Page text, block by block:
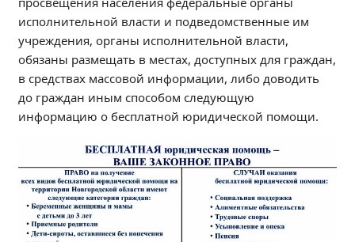
Независимая оценка качества
Профориентация
Обращения онлайн
Контакты
Региональный центр по профилактике ДДТТ
Центр карьеры
Противодействие коррупции
Всероссийское чемпионатное движение
Региональная инновационная площадка
исполнительной власти и подведомственные им
учреждения, органы исполнительной власти,
обязаны размещать в местах, доступных для граждан,
в средствах массовой информации, либо доводить
до граждан иным способом следующую
информацию о бесплатной юридической помощи.